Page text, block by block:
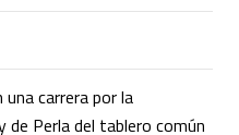
carrera por la
de Perla del tablero común